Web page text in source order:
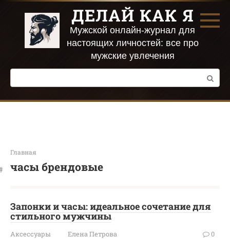
Перейти
контенту
ДЕЛАЙ КАК Я
Мужской онлайн-журнал для
настоящих личностей: все про
мужские увлечения
Поиск:
Главная
часы брендовые
Запонки и часы: идеальное сочетание для
стильного мужчины
Аксессуары Елена Петрова 0